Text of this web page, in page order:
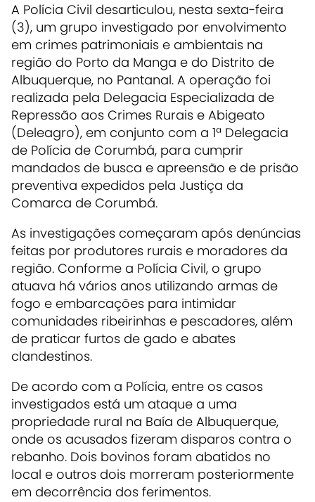
A Polícia Civil desarticulou, nesta sexta-feira
(3), um grupo investigado por envolvimento
em crimes patrimoniais e ambientais na
região do Porto da Manga e do Distrito de
Albuquerque, no Pantanal. A operação foi
realizada pela Delegacia Especializada de
Repressão aos Crimes Rurais e Abigeato
(Deleagro), em conjunto com a 1ª Delegacia
de Polícia de Corumbá, para cumprir
mandados de busca e apreensão e de prisão
preventiva expedidos pela Justiça da
Comarca de Corumbá.
As investigações começaram após denúncias
feitas por produtores rurais e moradores da
região. Conforme a Polícia Civil, o grupo
atuava há vários anos utilizando armas de
fogo e embarcações para intimidar
comunidades ribeirinhas e pescadores, além
de praticar furtos de gado e abates
clandestinos.
De acordo com a Polícia, entre os casos
investigados está um ataque a uma
propriedade rural na Baía de Albuquerque,
onde os acusados fizeram disparos contra o
rebanho. Dois bovinos foram abatidos no
local e outros dois morreram posteriormente
em decorrência dos ferimentos.